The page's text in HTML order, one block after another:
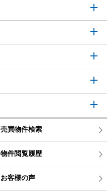
売買物件検索
物件閲覧履歴
お客様の声